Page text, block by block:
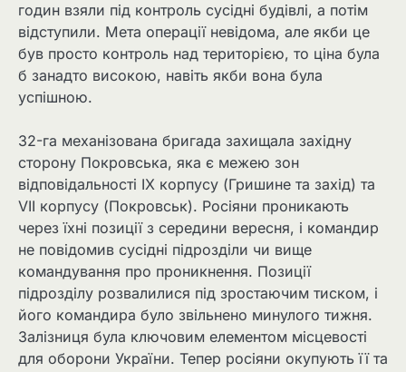
годин взяли під контроль сусідні будівлі, а потім
відступили. Мета операції невідома, але якби це
був просто контроль над територією, то ціна була
б занадто високою, навіть якби вона була
успішною.
32-га механізована бригада захищала західну
сторону Покровська, яка є межею зон
відповідальності IX корпусу (Гришине та захід) та
VII корпусу (Покровськ). Росіяни проникають
через їхні позиції з середини вересня, і командир
не повідомив сусідні підрозділи чи вище
командування про проникнення. Позиції
підрозділу розвалилися під зростаючим тиском, і
його командира було звільнено минулого тижня.
Залізниця була ключовим елементом місцевості
для оборони України. Тепер росіяни окупують її та